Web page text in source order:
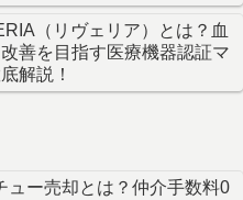
（リヴェリア）とは？血
善を目指す医療機器認証マ
解説！
ュー売却とは？仲介手数料0